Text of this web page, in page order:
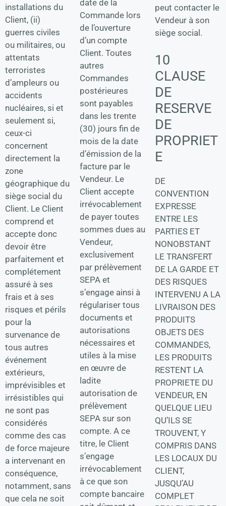
installations du
Client, (ii)
guerres civiles
ou militaires, ou
attentats
terroristes
d’ampleurs ou
accidents
nucléaires, si et
seulement si,
ceux-ci
concernent
directement la
zone
géographique du
siège social du
Client. Le Client
comprend et
accepte donc
devoir être
parfaitement et
complétement
assuré à ses
frais et à ses
risques et périls
pour la
survenance de
tous autres
événement
extérieurs,
imprévisibles et
irrésistibles qui
ne sont pas
considérés
comme des cas
de force majeure
a intervenant en
conséquence,
notamment, sans
que cela ne soit
date de la
Commande lors
de l’ouverture
d’un compte
Client. Toutes
autres
Commandes
postérieures
sont payables
dans les trente
(30) jours fin de
mois de la date
d’émission de la
facture par le
Vendeur. Le
Client accepte
irrévocablement
de payer toutes
sommes dues au
Vendeur,
exclusivement
par prélèvement
SEPA et
s’engage ainsi à
régulariser tous
documents et
autorisations
nécessaires et
utiles à la mise
en œuvre de
ladite
autorisation de
prélèvement
SEPA sur son
compte. A ce
titre, le Client
s’engage
irrévocablement
à ce que son
compte bancaire
peut contacter le
Vendeur à son
siège social.
10
CLAUSE
DE
RESERVE
DE
PROPRIET
E
DE
CONVENTION
EXPRESSE
ENTRE LES
PARTIES ET
NONOBSTANT
LE TRANSFERT
DE LA GARDE ET
DES RISQUES
INTERVENU A LA
LIVRAISON DES
PRODUITS
OBJETS DES
COMMANDES,
LES PRODUITS
RESTENT LA
PROPRIETE DU
VENDEUR, EN
QUELQUE LIEU
QU’ILS SE
TROUVENT, Y
COMPRIS DANS
LES LOCAUX DU
CLIENT,
JUSQU’AU
COMPLET